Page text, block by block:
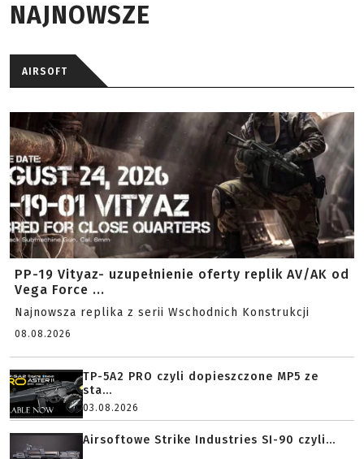
NAJNOWSZE
AIRSOFT
PP-19 Vityaz- uzupełnienie oferty replik AV/AK od
Vega Force ...
Najnowsza replika z serii Wschodnich Konstrukcji
08.08.2026
TP-5A2 PRO czyli dopieszczone MP5 ze
sta...
03.08.2026
Airsoftowe Strike Industries SI-90 czyli...